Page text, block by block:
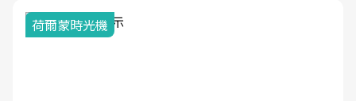
荷爾蒙時光機